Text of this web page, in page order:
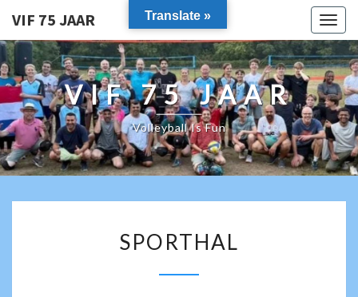
VIF 75 JAAR
VIF 75 JAAR
Volleyball Is Fun
SPORTHAL
Translate »